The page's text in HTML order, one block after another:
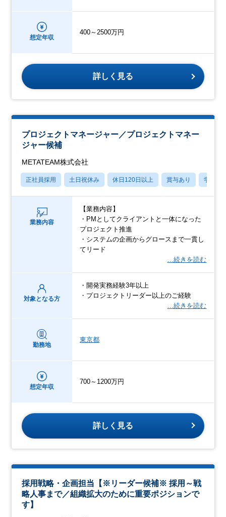
想定年収
400～2500万円
詳しく見る
プロジェクトマネージャー／プロジェクトマネー
ジャー候補
METATEAM株式会社
正社員採用 土日祝休み 休日120日以上 賞与あり 学歴不
業務内容
【業務内容】
・PMとしてクライアントと一体になった
プロジェクト推進
・システムの企画からグロースまで一貫し
てリード
…続きを読む
対象となる方
・開発実務経験3年以上
・プロジェクトリーダー以上のご経験
…続きを読む
勤務地
東京都
想定年収
700～1200万円
詳しく見る
採用戦略・企画担当【※リーダー候補※ 採用～戦
略人事まで／組織拡大のために重要ポジションで
す】